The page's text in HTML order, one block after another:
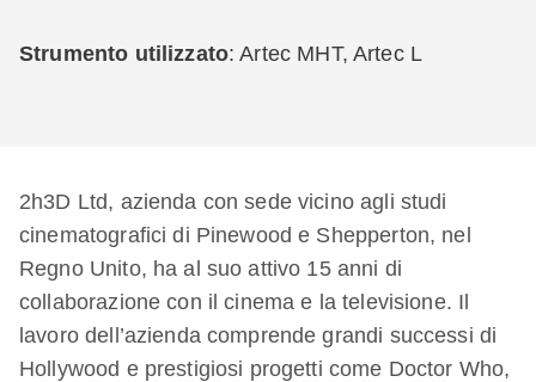
Strumento utilizzato: Artec MHT, Artec L
2h3D Ltd, azienda con sede vicino agli studi
cinematografici di Pinewood e Shepperton, nel
Regno Unito, ha al suo attivo 15 anni di
collaborazione con il cinema e la televisione. Il
lavoro dell’azienda comprende grandi successi di
Hollywood e prestigiosi progetti come Doctor Who,